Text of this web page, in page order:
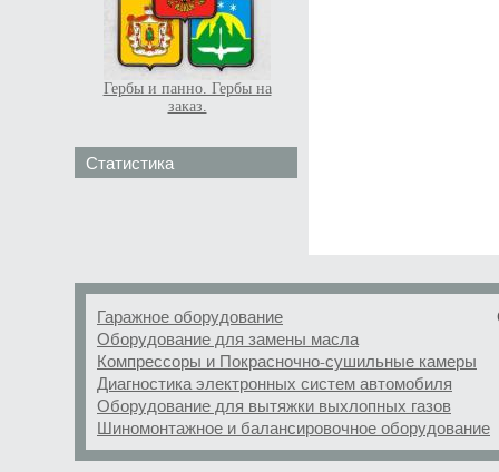
Гербы и панно. Гербы на
заказ.
Статистика
Гаражное оборудование
Оборудование для замены масла
Компрессоры и Покрасночно-сушильные камеры
Диагностика электронных систем автомобиля
Оборудование для вытяжки выхлопных газов
Шиномонтажное и балансировочное оборудование